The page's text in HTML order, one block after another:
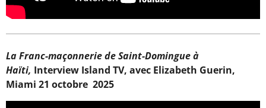
La Franc-maçonnerie de Saint-Domingue à
Haïti, Interview Island TV, avec Elizabeth Guerin,
Miami 21 octobre 2025